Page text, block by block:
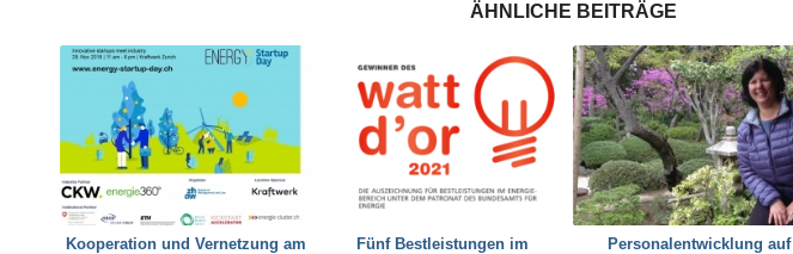
ÄHNLICHE BEITRÄGE
Kooperation und Vernetzung am
Fünf Bestleistungen im
Personalentwicklung auf